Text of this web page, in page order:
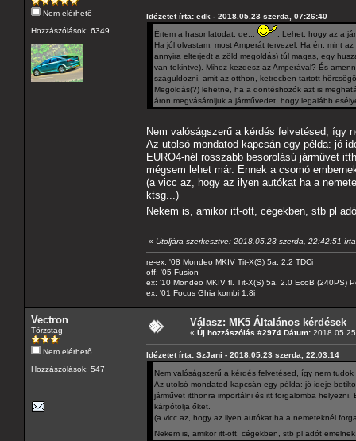
Nem elérhető
Hozzászólások: 6349
Idézetet írta: edk - 2018.05.23 szerda, 07:26:40
Értem a hasonlatodat, de...
. Lehet, hogy az a
Ha jól olvastam, most Amperát tervezel. Ha én, mint
annyira elterjedt a zöld megoldás) túl magas, egy
van tekintve). Mihez kezdesz az Amperával? És
száguldozni, amit az otthon, ketrecben tartott
Megoldás(?) lehetne, ha a döntéshozók azt is
áron megvásároljuk a járművedet, hogy legalább
Nem valóságszerű a kérdés felvetésed, így
Az utolsó mondatod kapcsán egy példa: jó
EURO4-nél rosszabb besorolású járművet
mégsem lehet már. Ennek a csomó
(a vicc az, hogy az ilyen autókat ha a
ktsg...)
Nekem is, amikor itt-ott, cégekben, stb pl
« Utoljára szerkesztve: 2018.05.23 szerda, 22:42:51
re-ex: '08 Mondeo MKIV Tit-X(S) 5a. 2.2 TDCi
off: '05 Fusion
ex: '10 Mondeo MKIV fl. Tit-X(S) 5a. 2.0 EcoB (240PS)
ex: '01 Focus Ghia kombi 1.8i
Vectron
Törzstag
Nem elérhető
Hozzászólások: 547
Válasz: MK5 Általános kérdések
« Új hozzászólás #2974 Dátum:
Idézetet írta: SzJani - 2018.05.23 szerda, 22:03:14
Nem valóságszerű a kérdés felvetésed, így nem
Az utolsó mondatod kapcsán egy példa: jó ideje
járművet itthonra importálni és itt forgalomba
kárpótolja őket.
(a vicc az, hogy az ilyen autókat ha a nemeteknél
Nekem is, amikor itt-ott, cégekben, stb pl adót